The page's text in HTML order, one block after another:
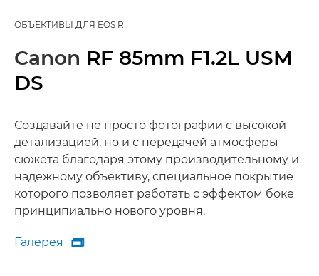
ОБЪЕКТИВЫ ДЛЯ EOS R
Canon RF 85mm F1.2L USM
DS
Создавайте не просто фотографии с высокой
детализацией, но и с передачей атмосферы
сюжета благодаря этому производительному и
надежному объективу, специальное покрытие
которого позволяет работать с эффектом боке
принципиально нового уровня.
Галерея
Галерея
